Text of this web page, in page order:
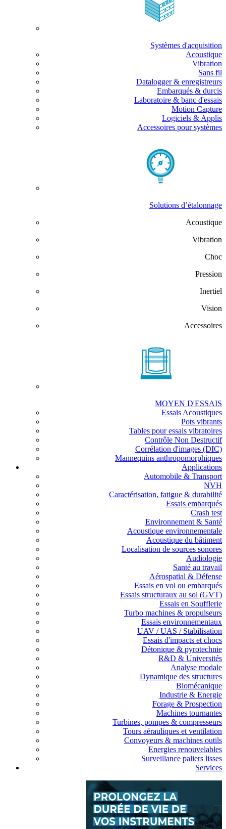
Systèmes d'acquisition
Acoustique
Vibration
Sans fil
Datalogger & enregistreurs
Embarqués & durcis
Laboratoire & banc d'essais
Motion Capture
Logiciels & Applis
Accessoires pour systèmes
Solutions d’étalonnage
Acoustique
Vibration
Choc
Pression
Inertiel
Vision
Accessoires
MOYEN D'ESSAIS
Essais Acoustiques
Pots vibrants
Tables pour essais vibratoires
Contrôle Non Destructif
Corrélation d'images (DIC)
Mannequins anthropomorphiques
Applications
Automobile & Transport
NVH
Caractérisation, fatigue & durabilité
Essais embarqués
Crash test
Environnement & Santé
Acoustique environnementale
Acoustique du bâtiment
Localisation de sources sonores
Audiologie
Santé au travail
Aérospatial & Défense
Essais en vol ou embarqués
Essais structuraux au sol (GVT)
Essais en Soufflerie
Turbo machines & propulseurs
Essais environnementaux
UAV / UAS / Stabilisation
Essais d'impacts et chocs
Détonique & pyrotechnie
R&D & Universités
Analyse modale
Dynamique des structures
Biomécanique
Industrie & Energie
Forage & Prospection
Machines tournantes
Turbines, pompes & compresseurs
Tours aérauliques et ventilation
Convoyeurs & machines outils
Energies renouvelables
Surveillance paliers lisses
Services